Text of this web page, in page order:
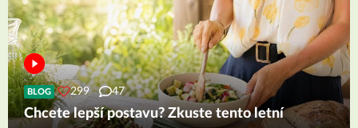
BLOG 299 47
Chcete lepší postavu? Zkuste tento letní